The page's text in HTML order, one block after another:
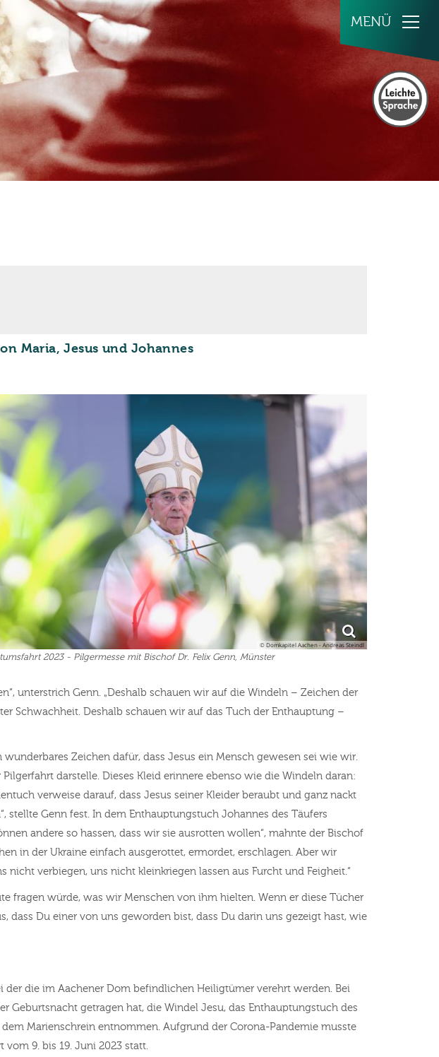
Maria, Jesus und Johannes:
© Domkapitel Aachen - Andreas Steindl
2023 - Pilgermesse mit Bischof Dr. Felix Genn, Münster
unterstrich Genn. „Deshalb schauen wir auf die Windeln – Zeichen der
Schwachheit. Deshalb schauen wir auf das Tuch der Enthauptung –
Zeichen dafür, dass Jesus ein Mensch gewesen sei wie wir.
darstelle. Dieses Kleid erinnere ebenso wie die Windeln daran:
verweise darauf, dass Jesus seiner Kleider beraubt und ganz nackt
stellte Genn fest. In dem Enthauptungstuch Johannes des Täufers
andere so hassen, dass wir sie ausrotten wollen“, mahnte der Bischof
in der Ukraine einfach ausgerottet, ermordet, erschlagen. Aber wir
verbiegen, uns nicht kleinkriegen lassen aus Furcht und Feigheit.“
fragen würde, was wir Menschen von ihm hielten. Wenn er diese Tücher
dass Du einer von uns geworden bist, dass Du darin uns gezeigt hast, wie
der die im Aachener Dom befindlichen Heiligtümer verehrt werden. Bei
Geburtsnacht getragen hat, die Windel Jesu, das Enthauptungstuch des
Marienschrein entnommen. Aufgrund der Corona-Pandemie musste
9. bis 19. Juni 2023 statt.